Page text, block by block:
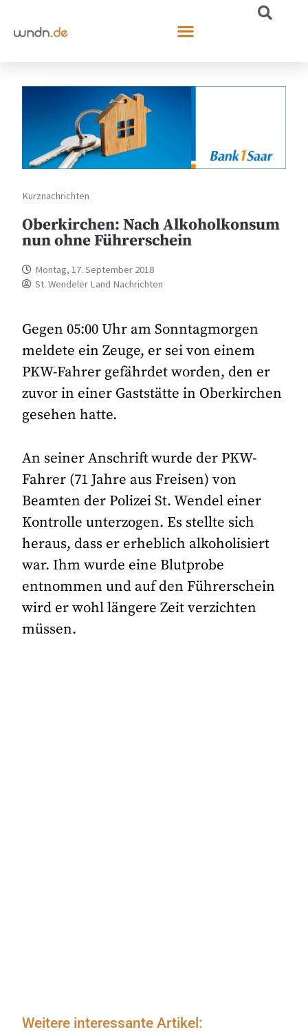
Kurznachrichten
Oberkirchen: Nach Alkoholkonsum
nun ohne Führerschein
Montag, 17. September 2018
St. Wendeler Land Nachrichten
Gegen 05:00 Uhr am Sonntagmorgen
meldete ein Zeuge, er sei von einem
PKW-Fahrer gefährdet worden, den er
zuvor in einer Gaststätte in Oberkirchen
gesehen hatte.
An seiner Anschrift wurde der PKW-
Fahrer (71 Jahre aus Freisen) von
Beamten der Polizei St. Wendel einer
Kontrolle unterzogen. Es stellte sich
heraus, dass er erheblich alkoholisiert
war. Ihm wurde eine Blutprobe
entnommen und auf den Führerschein
wird er wohl längere Zeit verzichten
müssen.
Weitere interessante Artikel: